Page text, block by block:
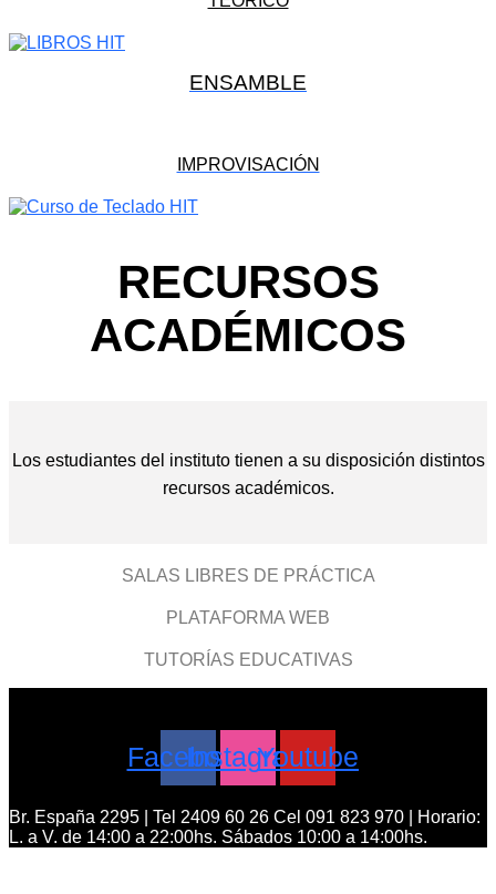
ENSAMBLE
IMPROVISACIÓN
RECURSOS
ACADÉMICOS
Los estudiantes del instituto tienen a su disposición distintos
recursos académicos.
SALAS LIBRES DE PRÁCTICA
PLATAFORMA WEB
TUTORÍAS EDUCATIVAS
Facebook
Instagram
Youtube
Br. España 2295 | Tel 2409 60 26 Cel 091 823 970 | Horario:
L. a V. de 14:00 a 22:00hs. Sábados 10:00 a 14:00hs.